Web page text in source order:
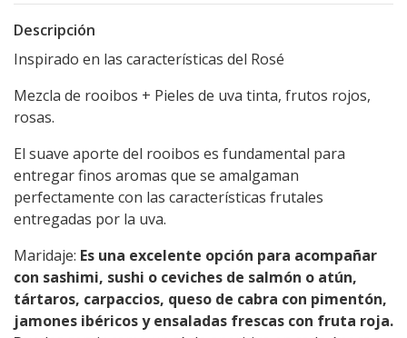
Descripción
Inspirado en las características del Rosé
Mezcla de rooibos + Pieles de uva tinta, frutos rojos,
rosas.
El suave aporte del rooibos es fundamental para
entregar finos aromas que se amalgaman
perfectamente con las características frutales
entregadas por la uva.
Maridaje: Es una excelente opción para acompañar
con sashimi, sushi o ceviches de salmón o atún,
tártaros, carpaccios, queso de cabra con pimentón,
jamones ibéricos y ensaladas frescas con fruta roja.